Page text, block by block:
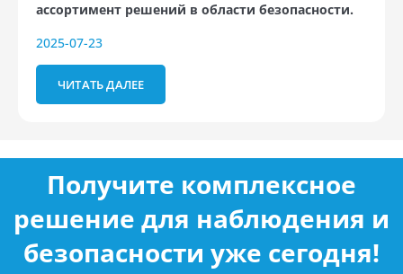
ассортимент решений в области безопасности.
2025-07-23
ЧИТАТЬ ДАЛЕЕ
Получите комплексное
решение для наблюдения и
безопасности уже сегодня!